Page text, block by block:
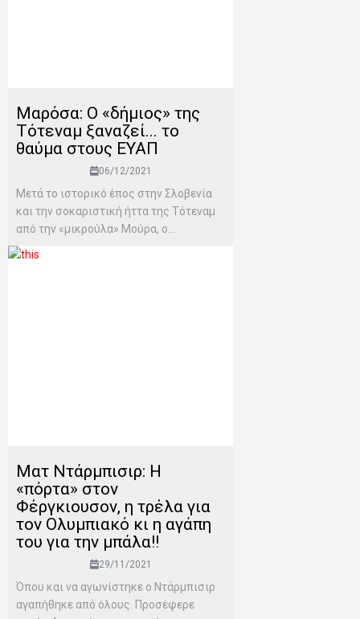
Μαρόσα: Ο «δήμιος» της
Τότεναμ ξαναζεί... το
θαύμα στους ΕΥΑΠ
06/12/2021
Μετά το ιστορικό έπος στην Σλοβενία
και την σοκαριστική ήττα της Τότεναμ
από την «μικρούλα» Μούρα, ο...
Ματ Ντάρμπισιρ: H
«πόρτα» στον
Φέργκιουσον, η τρέλα για
τον Ολυμπιακό κι η αγάπη
του για την μπάλα!!
29/11/2021
Όπου και να αγωνίστηκε ο Ντάρμπισιρ
αγαπήθηκε από όλους. Προσέφερε